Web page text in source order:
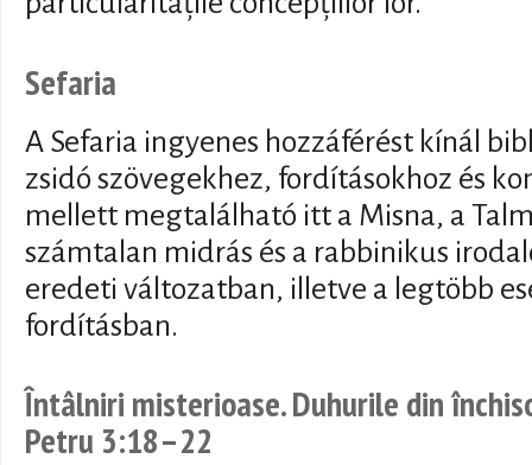
Sefaria
A Sefaria ingyenes hozzáférést kínál
zsidó szövegekhez, fordításokhoz és
mellett megtalálható itt a Misna, a
számtalan midrás és a rabbinikus
eredeti változatban, illetve a legtöbb
fordításban.
Întâlniri misterioase. Duhurile din
Petru 3:18–22